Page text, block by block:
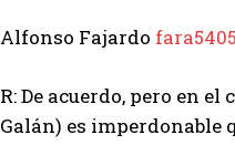
Alfonso Fajardo
R: De acuerdo, pero en
Galán) es imperdonable